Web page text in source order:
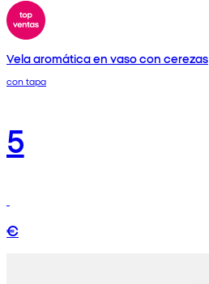
Vela aromática en vaso con cerezas
con tapa
5
€